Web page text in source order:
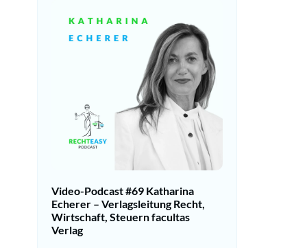
Video-Podcast #69 Katharina
Echerer – Verlagsleitung Recht,
Wirtschaft, Steuern facultas
Verlag